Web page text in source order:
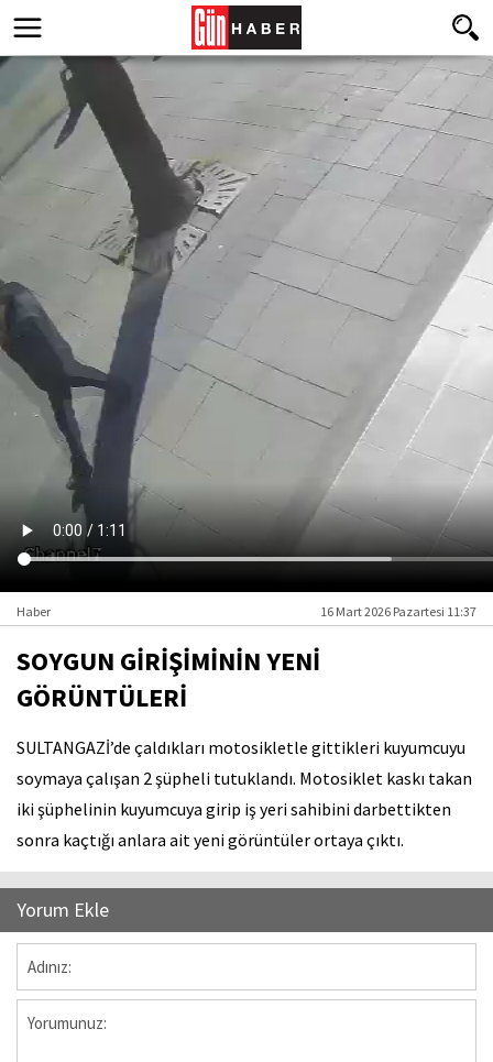
Haber 16 Mart 2026 Pazartesi 11:37
SOYGUN GİRİŞİMİNİN YENİ
GÖRÜNTÜLERİ
SULTANGAZİ’de çaldıkları motosikletle gittikleri kuyumcuyu
soymaya çalışan 2 şüpheli tutuklandı. Motosiklet kaskı takan
iki şüphelinin kuyumcuya girip iş yeri sahibini darbettikten
sonra kaçtığı anlara ait yeni görüntüler ortaya çıktı.
Yorum Ekle